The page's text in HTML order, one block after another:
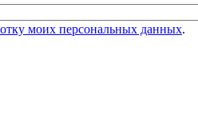
моих персональных данных.